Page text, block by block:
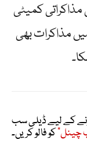
کمیٹی
مذاکرات بھی
کے لیے ڈیلی سب
چینل"کو فالو کریں۔